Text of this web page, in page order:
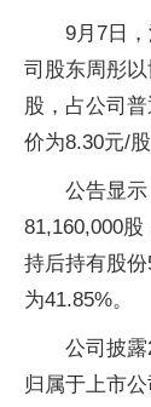
9月7日
司股东周彤
股，占公司
价为8.30元/
公告显
81,160,000
持后持有股
为41.85%。
公司披
归属于上市